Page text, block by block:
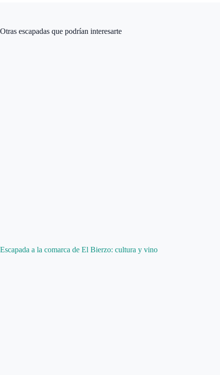
Otras escapadas que podrían interesarte
Escapada a la comarca de El Bierzo: cultura y vino